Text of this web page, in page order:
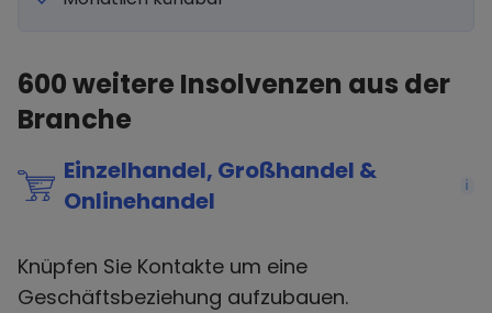
600weitere Insolvenzen aus der
Branche
Einzelhandel, Großhandel &
Onlinehandel
i
Knüpfen Sie Kontakte um eine
Geschäftsbeziehung aufzubauen.